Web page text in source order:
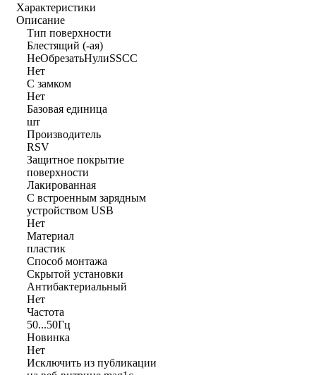
Характеристики
Описание
Тип поверхности
Блестящий (-ая)
НеОбрезатьНулиSSCC
Нет
С замком
Нет
Базовая единица
шт
Производитель
RSV
Защитное покрытие
поверхности
Лакированная
С встроенным зарядным
устройством USB
Нет
Материал
пластик
Способ монтажа
Скрытой установки
Антибактериальный
Нет
Частота
50...50Гц
Новинка
Нет
Исключить из публикации